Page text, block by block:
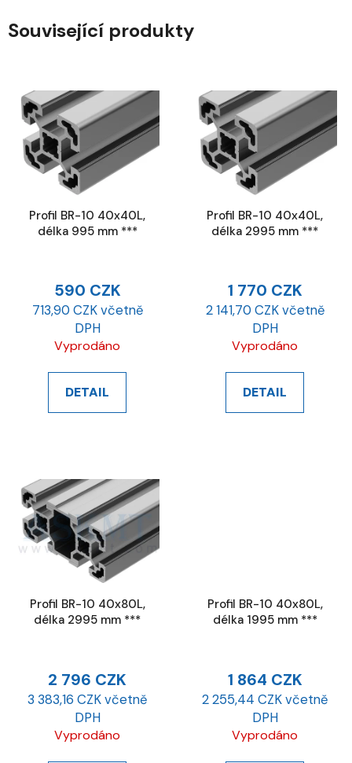
Související produkty
Profil BR-10 40x40L,
délka 995 mm ***
590 CZK
713,90 CZK včetně
DPH
Vyprodáno
DETAIL
Profil BR-10 40x40L,
délka 2995 mm ***
1 770 CZK
2 141,70 CZK včetně
DPH
Vyprodáno
DETAIL
Profil BR-10 40x80L,
délka 2995 mm ***
2 796 CZK
3 383,16 CZK včetně
DPH
Vyprodáno
Profil BR-10 40x80L,
délka 1995 mm ***
1 864 CZK
2 255,44 CZK včetně
DPH
Vyprodáno